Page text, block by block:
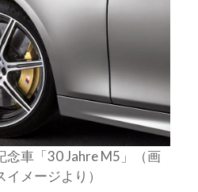
車「30 Jahre M5」（画
メージより）